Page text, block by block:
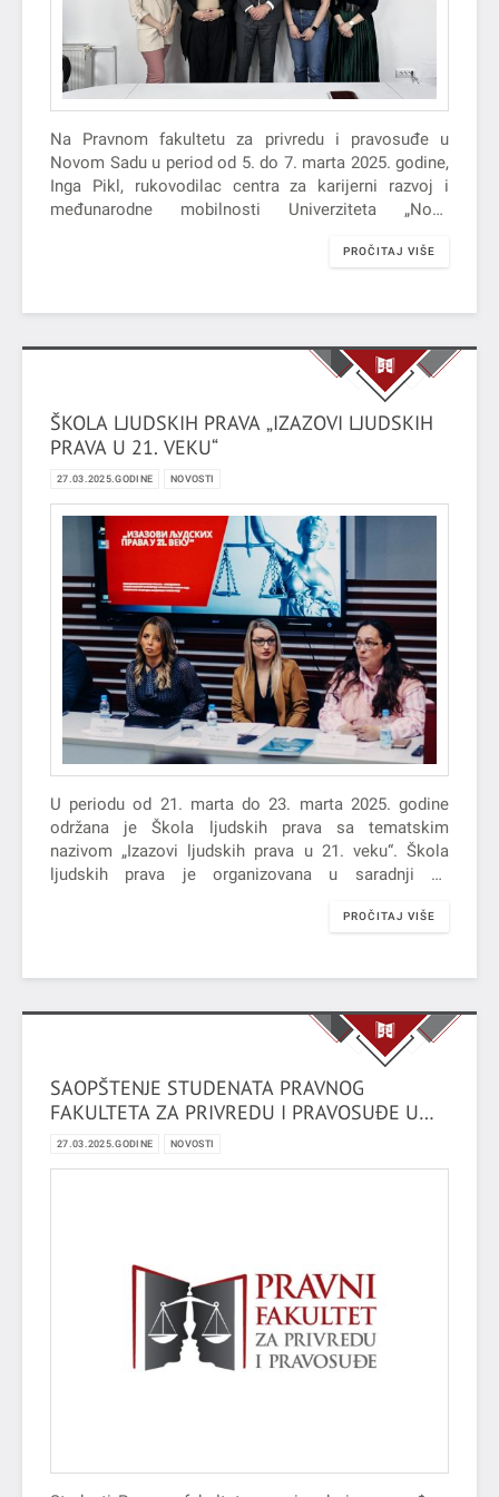
Na Pravnom fakultetu za privredu i pravosuđe u
Novom Sadu u period od 5. do 7. marta 2025. godine,
Inga Pikl, rukovodilac centra za karijerni razvoj i
međunarodne mobilnosti Univerziteta „Nova
studentske službe na Evropskom pravnom fakultetu
PROČITAJ VIŠE
ŠKOLA LJUDSKIH PRAVA „IZAZOVI LJUDSKIH
PRAVA U 21. VEKU“
27.03.2025.GODINE NOVOSTI
U periodu od 21. marta do 23. marta 2025. godine
održana je Škola ljudskih prava sa tematskim
nazivom „Izazovi ljudskih prava u 21. veku“. Škola
ljudskih prava je organizovana u saradnji sa
PROČITAJ VIŠE
SAOPŠTENJE STUDENATA PRAVNOG
FAKULTETA ZA PRIVREDU I PRAVOSUĐE U
NOVOM SADU
27.03.2025.GODINE NOVOSTI